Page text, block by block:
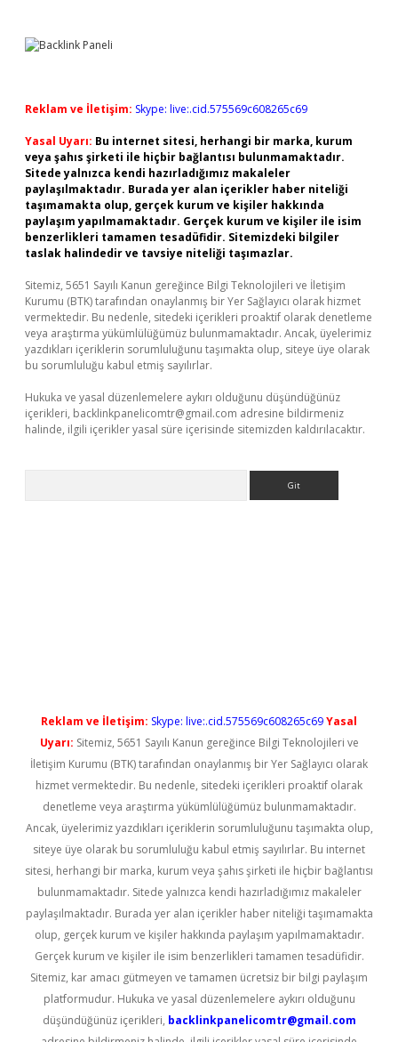
Reklam ve İletişim: Skype: live:.cid.575569c608265c69
Yasal Uyarı: Bu internet sitesi, herhangi bir marka, kurum
veya şahıs şirketi ile hiçbir bağlantısı bulunmamaktadır.
Sitede yalnızca kendi hazırladığımız makaleler
paylaşılmaktadır. Burada yer alan içerikler haber niteliği
taşımamakta olup, gerçek kurum ve kişiler hakkında
paylaşım yapılmamaktadır. Gerçek kurum ve kişiler ile isim
benzerlikleri tamamen tesadüfidir. Sitemizdeki bilgiler
taslak halindedir ve tavsiye niteliği taşımazlar.
Sitemiz, 5651 Sayılı Kanun gereğince Bilgi Teknolojileri ve İletişim
Kurumu (BTK) tarafından onaylanmış bir Yer Sağlayıcı olarak hizmet
vermektedir. Bu nedenle, sitedeki içerikleri proaktif olarak denetleme
veya araştırma yükümlülüğümüz bulunmamaktadır. Ancak, üyelerimiz
yazdıkları içeriklerin sorumluluğunu taşımakta olup, siteye üye olarak
bu sorumluluğu kabul etmiş sayılırlar.
Hukuka ve yasal düzenlemelere aykırı olduğunu düşündüğünüz
içerikleri, backlinkpanelicomtr@gmail.com adresine bildirmeniz
halinde, ilgili içerikler yasal süre içerisinde sitemizden kaldırılacaktır.
Reklam ve İletişim: Skype: live:.cid.575569c608265c69Yasal
Uyarı: Sitemiz, 5651 Sayılı Kanun gereğince Bilgi Teknolojileri ve
İletişim Kurumu (BTK) tarafından onaylanmış bir Yer Sağlayıcı olarak
hizmet vermektedir. Bu nedenle, sitedeki içerikleri proaktif olarak
denetleme veya araştırma yükümlülüğümüz bulunmamaktadır.
Ancak, üyelerimiz yazdıkları içeriklerin sorumluluğunu taşımakta olup,
siteye üye olarak bu sorumluluğu kabul etmiş sayılırlar. Bu internet
sitesi, herhangi bir marka, kurum veya şahıs şirketi ile hiçbir bağlantısı
bulunmamaktadır. Sitede yalnızca kendi hazırladığımız makaleler
paylaşılmaktadır. Burada yer alan içerikler haber niteliği taşımamakta
olup, gerçek kurum ve kişiler hakkında paylaşım yapılmamaktadır.
Gerçek kurum ve kişiler ile isim benzerlikleri tamamen tesadüfidir.
Sitemiz, kar amacı gütmeyen ve tamamen ücretsiz bir bilgi paylaşım
platformudur. Hukuka ve yasal düzenlemelere aykırı olduğunu
düşündüğünüz içerikleri, backlinkpanelicomtr@gmail.com